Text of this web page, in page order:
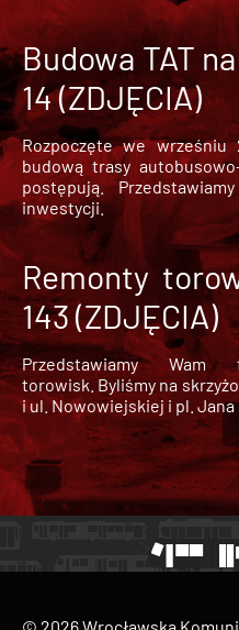
Budowa TAT
14 (ZDJĘCIA)
Rozpoczęte we wrześniu
budową trasy
postępują.
inwestycji.
Remonty
143 (ZDJĘCIA)
Przedstawiamy
torowisk. Byliśmy na
i ul. Nowowiejskiej i pl. Jana